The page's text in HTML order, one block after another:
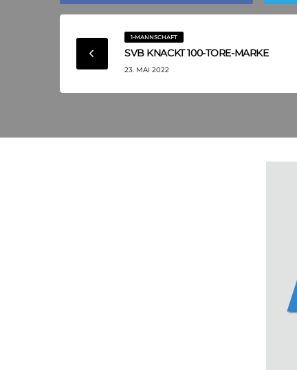
1-MANNSCHAFT
SVB KNACKT 100-TORE-MARKE
23. MAI 2022